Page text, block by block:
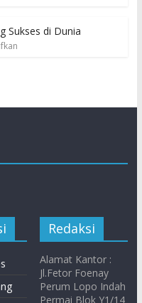
Sukses di Dunia
Redaksi
Alamat Kantor :
Jl.Fetor Foenay
Perum Lopo Indah
Permai Blok Y1/14